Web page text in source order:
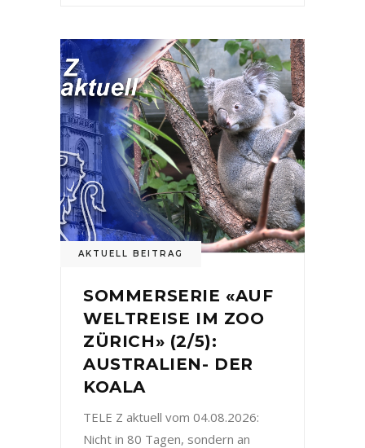
AKTUELL BEITRAG
SOMMERSERIE «AUF
WELTREISE IM ZOO
ZÜRICH» (2/5):
AUSTRALIEN- DER
KOALA
TELE Z aktuell vom 04.08.2026:
Nicht in 80 Tagen, sondern an